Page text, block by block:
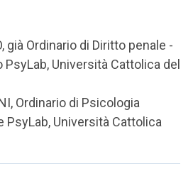
già Ordinario di Diritto penale -
Università Cattolica del
Ordinario di Psicologia
PsyLab, Università Cattolica